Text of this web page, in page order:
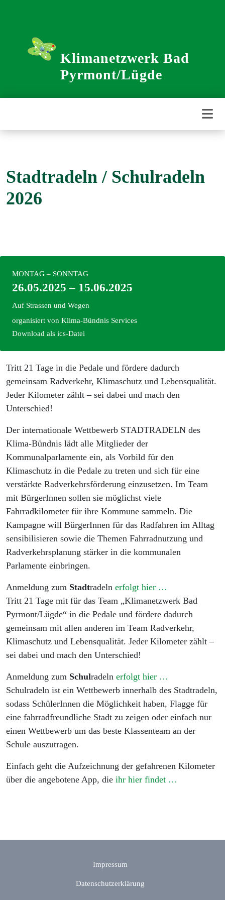
Klimanetzwerk Bad
Pyrmont/Lügde
Stadtradeln / Schulradeln
2026
Tritt 21 Tage in die Pedale und fördere dadurch
gemeinsam Radverkehr, Klimaschutz und Lebensqualität.
Jeder Kilometer zählt – sei dabei und mach den
Unterschied!
Der internationale Wettbewerb STADTRADELN des
Klima-Bündnis lädt alle Mitglieder der
Kommunalparlamente ein, als Vorbild für den
Klimaschutz in die Pedale zu treten und sich für eine
verstärkte Radverkehrsförderung einzusetzen. Im Team
mit BürgerInnen sollen sie möglichst viele
Fahrradkilometer für ihre Kommune sammeln. Die
Kampagne will BürgerInnen für das Radfahren im Alltag
sensibilisieren sowie die Themen Fahrradnutzung und
Radverkehrsplanung stärker in die kommunalen
Parlamente einbringen.
Anmeldung zum Stadtradeln erfolgt hier …
Tritt 21 Tage mit für das Team „Klimanetzwerk Bad
Pyrmont/Lügde“ in die Pedale und fördere dadurch
gemeinsam mit allen anderen im Team Radverkehr,
Klimaschutz und Lebensqualität. Jeder Kilometer zählt –
sei dabei und mach den Unterschied!
Anmeldung zum Schulradeln erfolgt hier …
Schulradeln ist ein Wettbewerb innerhalb des Stadtradeln,
sodass SchülerInnen die Möglichkeit haben, Flagge für
eine fahrradfreundliche Stadt zu zeigen oder einfach nur
einen Wettbewerb um das beste Klassenteam an der
Schule auszutragen.
Einfach geht die Aufzeichnung der gefahrenen Kilometer
über die angebotene App, die ihr hier findet …
MONTAG – SONNTAG
26.05.2025 – 15.06.2025
Auf Strassen und Wegen
organisiert von Klima-Bündnis Services
Download als ics-Datei
Impressum
Datenschutzerklärung